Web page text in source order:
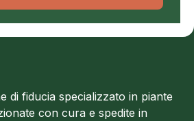
di fiducia specializzato in piante
con cura e spedite in